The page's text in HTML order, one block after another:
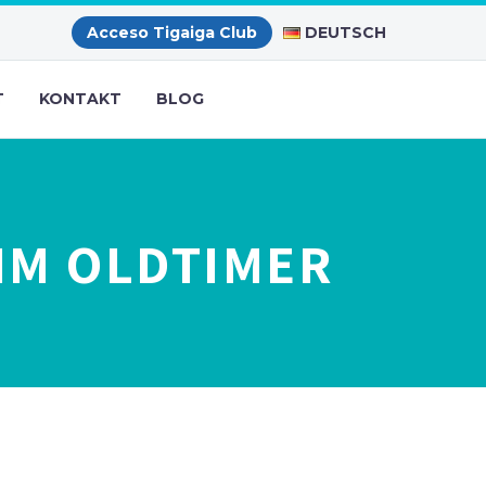
Acceso Tigaiga Club DEUTSCH
KONTAKT BLOG
OLDTIMER